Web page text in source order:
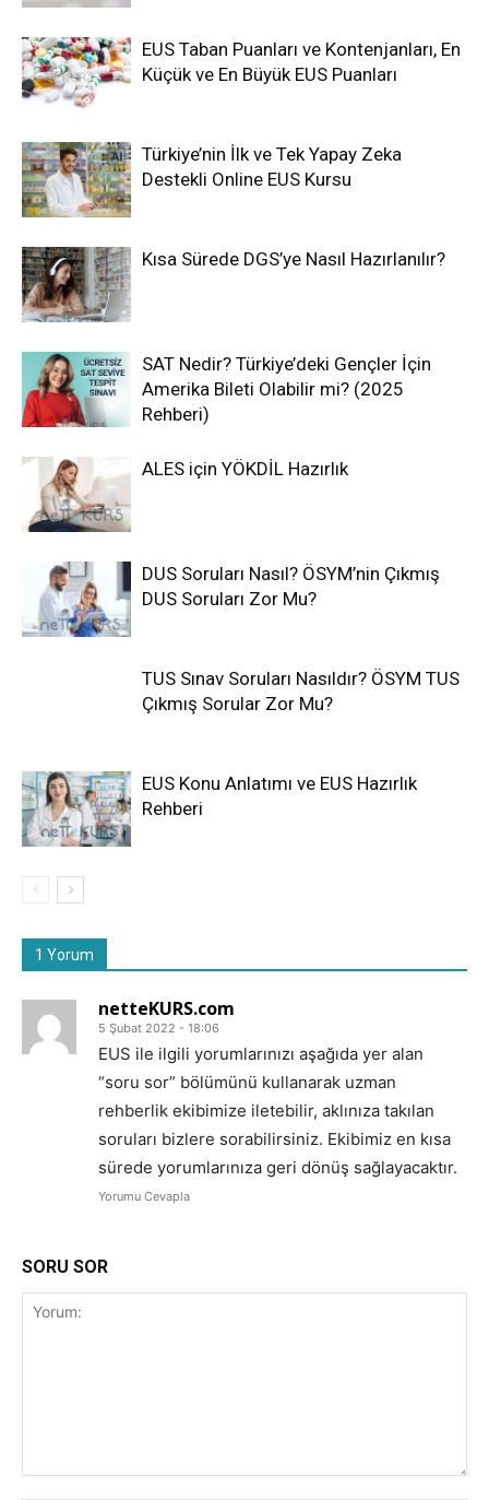
EUS Taban Puanları ve Kontenjanları, En
Küçük ve En Büyük EUS Puanları
Türkiye’nin İlk ve Tek Yapay Zeka
Destekli Online EUS Kursu
Kısa Sürede DGS’ye Nasıl Hazırlanılır?
SAT Nedir? Türkiye’deki Gençler İçin
Amerika Bileti Olabilir mi? (2025
Rehberi)
ALES için YÖKDİL Hazırlık
DUS Soruları Nasıl? ÖSYM’nin Çıkmış
DUS Soruları Zor Mu?
TUS Sınav Soruları Nasıldır? ÖSYM TUS
Çıkmış Sorular Zor Mu?
EUS Konu Anlatımı ve EUS Hazırlık
Rehberi
1 Yorum
netteKURS.com
5 Şubat 2022 - 18:06
EUS ile ilgili yorumlarınızı aşağıda yer alan
“soru sor” bölümünü kullanarak uzman
rehberlik ekibimize iletebilir, aklınıza takılan
soruları bizlere sorabilirsiniz. Ekibimiz en kısa
sürede yorumlarınıza geri dönüş sağlayacaktır.
Yorumu Cevapla
SORU SOR